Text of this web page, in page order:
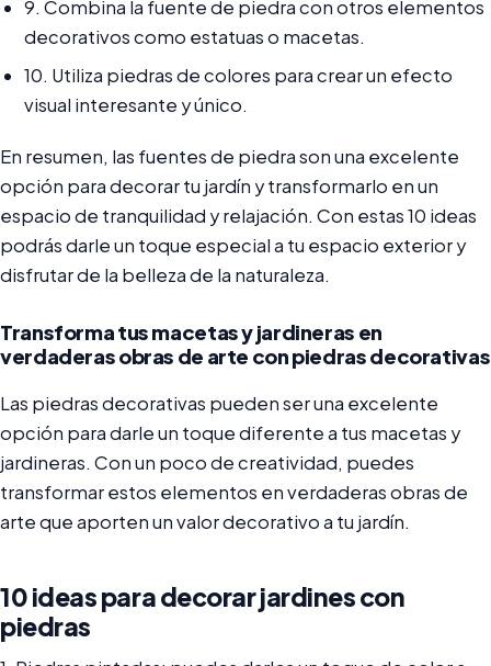
9. Combina la fuente de piedra con otros elementos
decorativos como estatuas o macetas.
10. Utiliza piedras de colores para crear un efecto
visual interesante y único.
En resumen, las fuentes de piedra son una excelente
opción para decorar tu jardín y transformarlo en un
espacio de tranquilidad y relajación. Con estas 10 ideas
podrás darle un toque especial a tu espacio exterior y
disfrutar de la belleza de la naturaleza.
Transforma tus macetas y jardineras en
verdaderas obras de arte con piedras decorativas
Las piedras decorativas pueden ser una excelente
opción para darle un toque diferente a tus macetas y
jardineras. Con un poco de creatividad, puedes
transformar estos elementos en verdaderas obras de
arte que aporten un valor decorativo a tu jardín.
10 ideas para decorar jardines con
piedras